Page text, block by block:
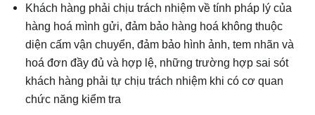
Khách hàng phải chịu trách nhiệm về tính pháp lý của
hàng hoá mình gửi, đảm bảo hàng hoá không thuộc
diện cấm vận chuyển, đảm bảo hình ảnh, tem nhãn và
hoá đơn đầy đủ và hợp lệ, những trường hợp sai sót
khách hàng phải tự chịu trách nhiệm khi có cơ quan
chức năng kiểm tra